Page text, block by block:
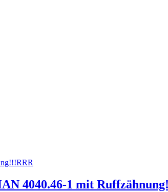
4040.46-1 mit